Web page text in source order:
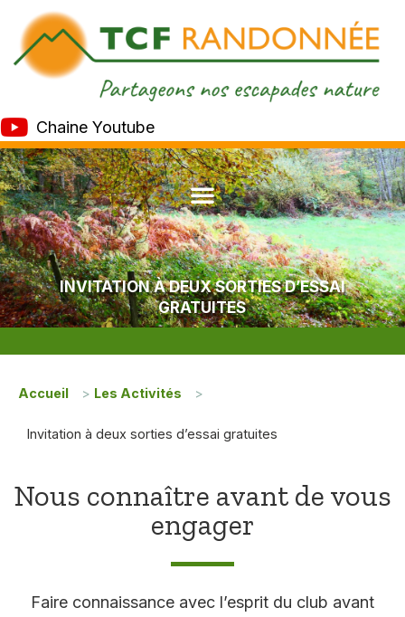
Chaine Youtube
INVITATION À DEUX SORTIES D’ESSAI
GRATUITES
Accueil > Les Activités >
Invitation à deux sorties d’essai gratuites
Nous connaître avant de vous
engager
Faire connaissance avec l’esprit du club avant